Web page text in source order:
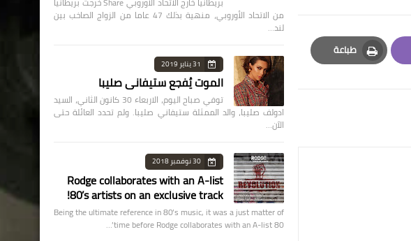
طباعة
Print
من الاتحاد الأوروبي، منهية بذلك 47 عاما من الزواج الصاخب بين
لند…
31 يناير 2019
الموت يُفجع ستيفاني صليبا
توفي صباح اليوم، الاربعاء 30 كانون الثاني، السيد
ادولف صليبا، والد الممثلة ستيفاني صليبا. ولم تحدد العائلة حتى
الآن…
30 نوفمبر 2018
Rodge collaborates with an A-list
80’s artists on an exclusive track!
Being the ultimate reference in 80’s music, it was a just matter of
time before Rodge collaborates with an A-list 80’…